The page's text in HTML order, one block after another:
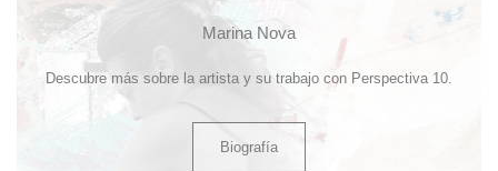
Marina Nova
Descubre más sobre la artista y su trabajo con Perspectiva 10.
Biografía